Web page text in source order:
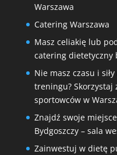
Warszawa
Catering Warszawa
Masz celiakię lub
catering dietetyczny
Nie masz czasu i
treningu?
sportowców w
Znajdź swoje
Bydgoszczy – sala
Zainwestuj w dietę